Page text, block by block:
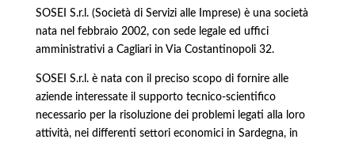
SOSEI S.r.l. (Società di Servizi alle Imprese) è una società
nata nel febbraio 2002, con sede legale ed uffici
amministrativi a Cagliari in Via Costantinopoli 32.
SOSEI S.r.l. è nata con il preciso scopo di fornire alle
aziende interessate il supporto tecnico-scientifico
necessario per la risoluzione dei problemi legati alla loro
attività, nei differenti settori economici in Sardegna, in